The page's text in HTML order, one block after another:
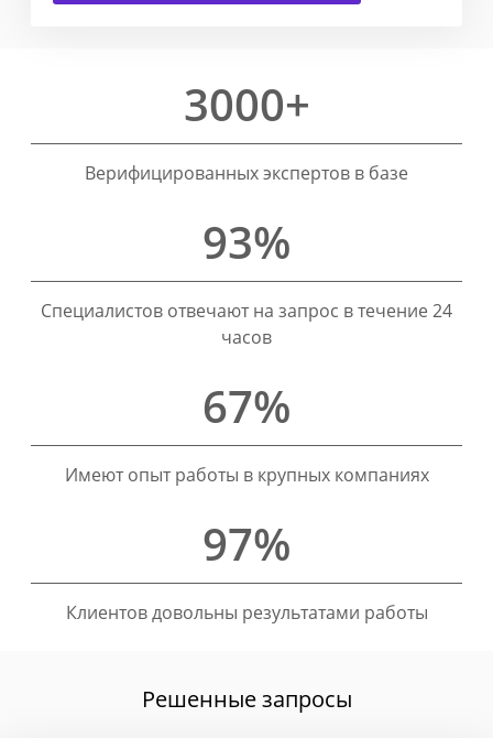
3000+
Верифицированных экспертов в базе
93%
Специалистов отвечают на запрос в течение 24
часов
67%
Имеют опыт работы в крупных компаниях
97%
Клиентов довольны результатами работы
Решенные запросы